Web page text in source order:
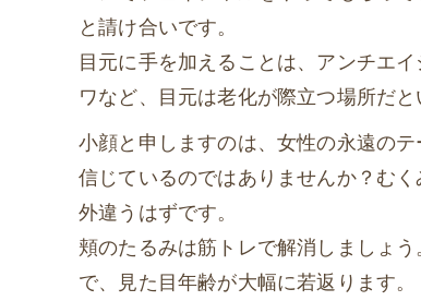
と請け合いです。
目元に手を加えることは、アンチエ
ワなど、目元は老化が際立つ場所だと
小顔と申しますのは、女性の永遠の
信じているのではありませんか？む
外違うはずです。
頬のたるみは筋トレで解消しましょ
で、見た目年齢が大幅に若返ります。